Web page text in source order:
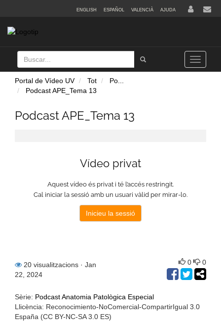
ENGLISH ESPAÑOL VALENCIÀ AJUDA
Buscar
Tramet
Toggle
navigation
Portal de Vídeo UV Tot Po
Podcast APE_Tema 13
Podcast APE_Tema 13
20 visualitzacions · Jan
22, 2024
0 0
Sèrie: Podcast Anatomia Patològica Especial
Llicència: Reconocimiento-NoComercial-CompartirIgual 3.0
España (CC BY-NC-SA 3.0 ES)